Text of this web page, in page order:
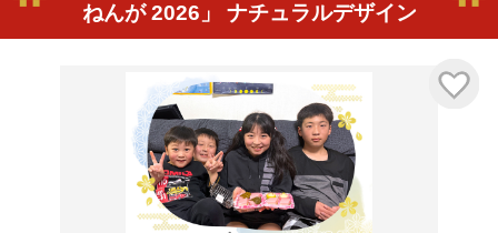
ねんが 2026」 ナチュラルデザイン